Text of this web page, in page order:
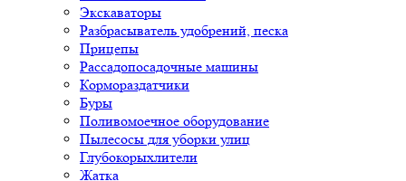
Экскаваторы
Разбрасыватель удобрений, песка
Прицепы
Рассадопосадочные машины
Кормораздатчики
Буры
Поливомоечное оборудование
Пылесосы для уборки улиц
Глубокорыхлители
Жатка